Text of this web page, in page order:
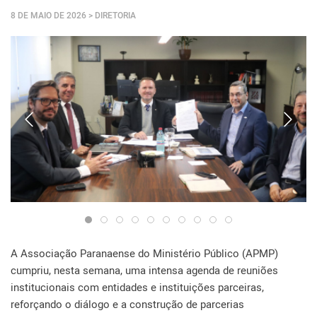
8 DE MAIO DE 2026 > DIRETORIA
A Associação Paranaense do Ministério Público (APMP)
cumpriu, nesta semana, uma intensa agenda de reuniões
institucionais com entidades e instituições parceiras,
reforçando o diálogo e a construção de parcerias